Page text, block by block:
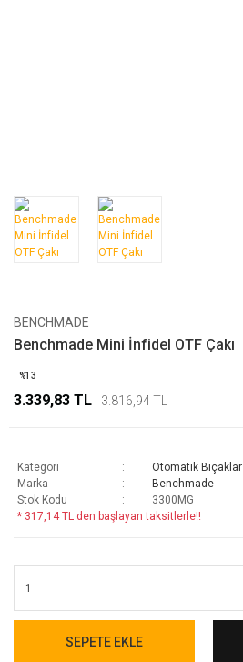
BENCHMADE
Benchmade Mini İnfidel OTF Çakı
%13
3.339,83 TL 3.816,94 TL
Kategori
Otomatik Bıçaklar
Marka
Benchmade
Stok Kodu
3300MG
* 317,14 TL den başlayan taksitlerle!!
SEPETE EKLE